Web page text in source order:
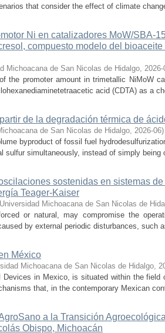
that consider the effect of climate
Ni en catalizadores MoW/SBA-
compuesto modelo del
Michoacana de San Nicolas de Hidalgo, 2026-
the promoter amount in trimetallic NiMoW
acid (CDTA) as a
de la degradación térmica de
de San Nicolas de Hidalgo, 2026-06)
byproduct of fossil fuel
sulfur simultaneously, instead of simply being
sostenidas en sistemas
Teager-Kaiser
Universidad Michoacana de San Nicolas de
or natural, may compromise the
by external periodic disturbances, such
México
Michoacana de San Nicolas de Hidalgo,
in Mexico, is situated within the field
that, in the contemporary Mexican
a la Transición
Obispo, Michoacán